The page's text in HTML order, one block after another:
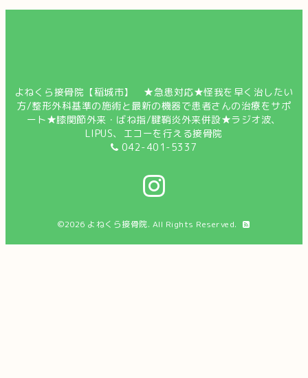
よねくら接骨院【稲城市】 ★急患対応★怪我を早く治したい
方/整形外科基準の施術と最新の機器で患者さんの治療をサポ
ート★膝関節外来・ばね指/腱鞘炎外来併設★ラジオ波、
LIPUS、エコーを行える接骨院
042-401-5337
©2026 よねくら接骨院. All Rights Reserved.